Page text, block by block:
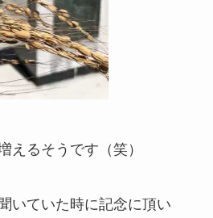
えるそうです（笑）
いていた時に記念に頂い